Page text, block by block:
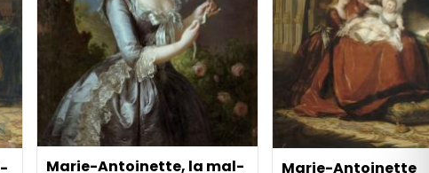
Marie-Antoinette, la mal-
Marie-Antoinette